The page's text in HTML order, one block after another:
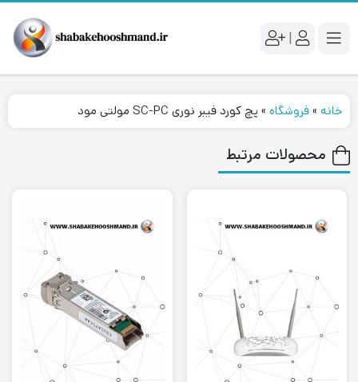
|
خانه »فروشگاه » پچ کورد فیبر نوری SC-PC مولتی مود
محصولات مرتبط